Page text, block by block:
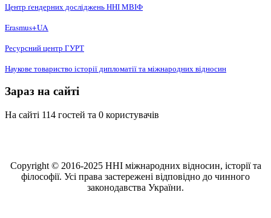
Центр ґендерних досліджень ННІ МВІФ
Erasmus+UA
Ресурсний центр ГУРТ
Наукове товариство історії дипломатії та міжнародних відносин
Зараз на сайті
На сайті 114 гостей та 0 користувачів
Copyright © 2016-2025 ННІ міжнародних відносин, історії та
філософії. Усі права застережені відповідно до чинного
законодавства України.